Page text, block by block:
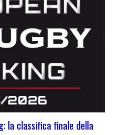
la classifica finale della